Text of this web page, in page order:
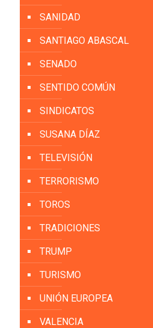
SANIDAD
SANTIAGO ABASCAL
SENADO
SENTIDO COMÚN
SINDICATOS
SUSANA DÍAZ
TELEVISIÓN
TERRORISMO
TOROS
TRADICIONES
TRUMP
TURISMO
UNIÓN EUROPEA
VALENCIA